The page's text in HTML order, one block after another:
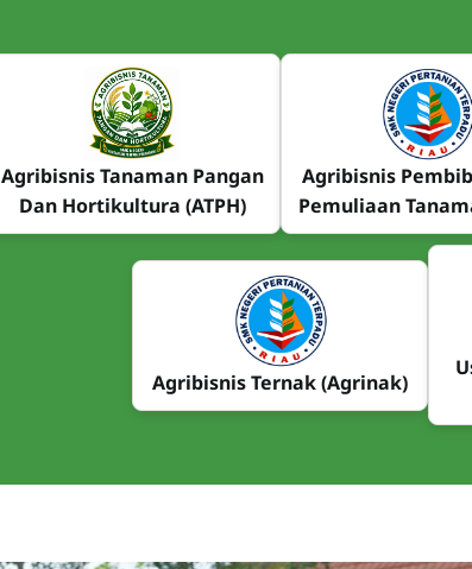
Agribisnis Tanaman Pangan
Dan Hortikultura (ATPH)
Agribisnis
Pemuliaan
Agribisnis Ternak (Agrinak)